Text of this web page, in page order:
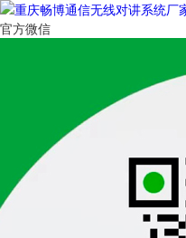
官方微信